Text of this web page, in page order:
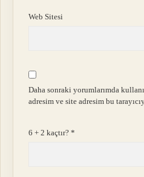
Web Sitesi
Daha sonraki yorumlarımda
adresim ve site adresim bu
6 + 2 kaçtır?*